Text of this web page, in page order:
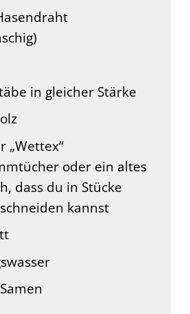
in gleicher Stärke
„Wettex“
oder ein altes
dass du in Stücke
kannst